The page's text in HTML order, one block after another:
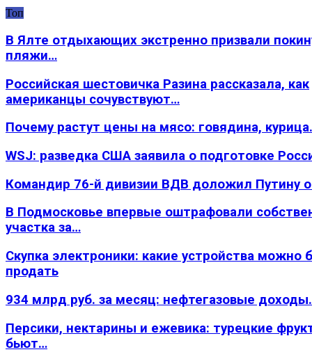
Топ
В Ялте отдыхающих экстренно призвали
пляжи…
Российская шестовичка Разина рассказала, как
американцы сочувствуют…
Почему растут цены на мясо: говядина,
WSJ: разведка США заявила о подготовке
Командир 76-й дивизии ВДВ доложил Путину
В Подмосковье впервые оштрафовали
участка за…
Скупка электроники: какие устройства можно
продать
934 млрд руб. за месяц: нефтегазовые
Персики, нектарины и ежевика: турецкие
бьют…